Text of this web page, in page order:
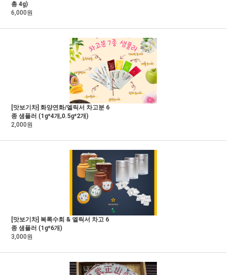
총 4g)
6,000원
[맛보기차] 화양연화/엘릭서 차고분 6
종 샘플러 (1g*4개,0.5g*2개)
2,000원
[맛보기차] 복록수희 & 엘릭서 차고 6
종 샘플러 (1g*6개)
3,000원